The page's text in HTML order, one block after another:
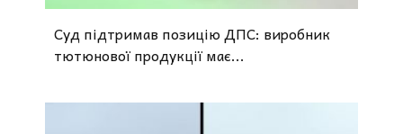
Суд підтримав позицію ДПС: виробник
тютюнової продукції має...